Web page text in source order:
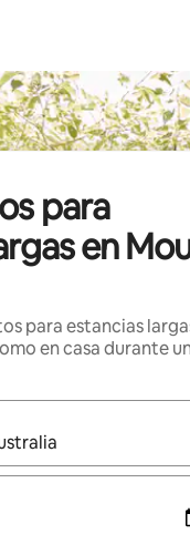
para
en
para estancias
en casa durante
estén disponibles,